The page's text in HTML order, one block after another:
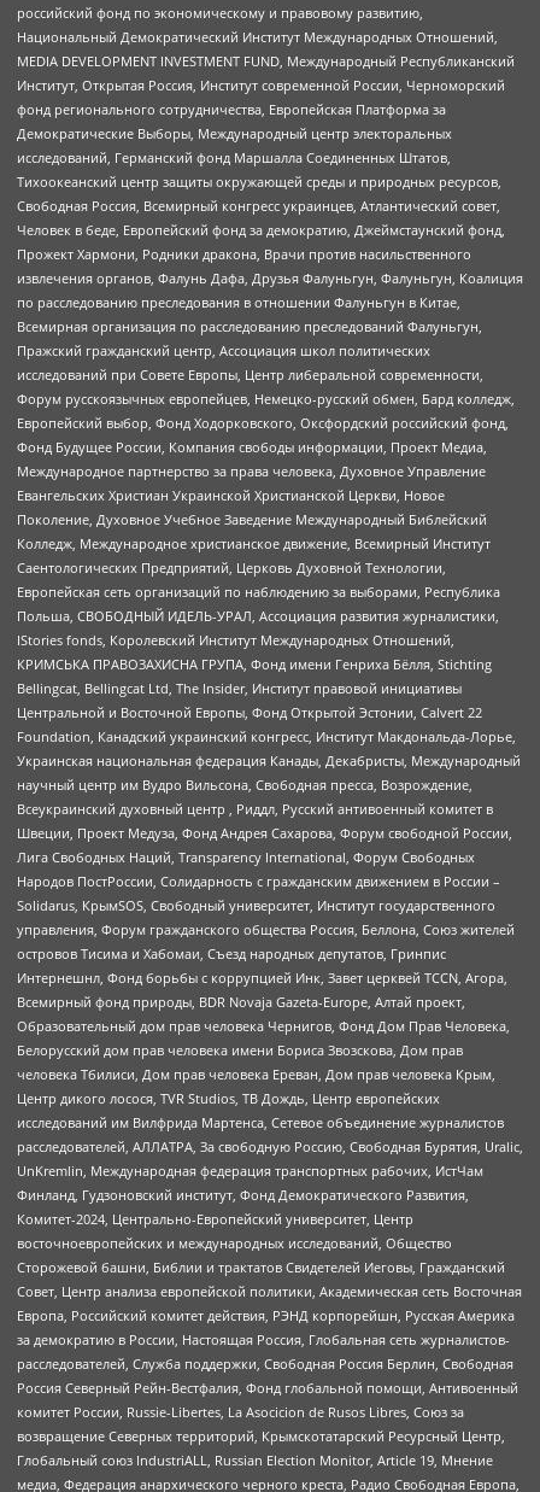
российский фонд по экономическому и правовому развитию,
Национальный Демократический Институт Международных Отношений,
MEDIA DEVELOPMENT INVESTMENT FUND, Международный Республиканский
Институт, Открытая Россия, Институт современной России, Черноморский
фонд регионального сотрудничества, Европейская Платформа за
Демократические Выборы, Международный центр электоральных
исследований, Германский фонд Маршалла Соединенных Штатов,
Тихоокеанский центр защиты окружающей среды и природных ресурсов,
Свободная Россия, Всемирный конгресс украинцев, Атлантический совет,
Человек в беде, Европейский фонд за демократию, Джеймстаунский фонд,
Прожект Хармони, Родники дракона, Врачи против насильственного
извлечения органов, Фалунь Дафа, Друзья Фалуньгун, Фалуньгун, Коалиция
по расследованию преследования в отношении Фалуньгун в Китае,
Всемирная организация по расследованию преследований Фалуньгун,
Пражский гражданский центр, Ассоциация школ политических
исследований при Совете Европы, Центр либеральной современности,
Форум русскоязычных европейцев, Немецко-русский обмен, Бард колледж,
Европейский выбор, Фонд Ходорковского, Оксфордский российский фонд,
Фонд Будущее России, Компания свободы информации, Проект Медиа,
Международное партнерство за права человека, Духовное Управление
Евангельских Христиан Украинской Христианской Церкви, Новое
Поколение, Духовное Учебное Заведение Международный Библейский
Колледж, Международное христианское движение, Всемирный Институт
Саентологических Предприятий, Церковь Духовной Технологии,
Европейская сеть организаций по наблюдению за выборами, Республика
Польша, СВОБОДНЫЙ ИДЕЛЬ-УРАЛ, Ассоциация развития журналистики,
IStories fonds, Королевский Институт Международных Отношений,
КРИМСЬКА ПРАВОЗАХИСНА ГРУПА, Фонд имени Генриха Бёлля, Stichting
Bellingcat, Bellingcat Ltd, The Insider, Институт правовой инициативы
Центральной и Восточной Европы, Фонд Открытой Эстонии, Calvert 22
Foundation, Канадский украинский конгресс, Институт Макдональда-Лорье,
Украинская национальная федерация Канады, Декабристы, Международный
научный центр им Вудро Вильсона, Свободная пресса, Возрождение,
Всеукраинский духовный центр , Риддл, Русский антивоенный комитет в
Швеции, Проект Медуза, Фонд Андрея Сахарова, Форум свободной России,
Лига Свободных Наций, Transparеncy International, Форум Свободных
Народов ПостРоссии, Солидарность с гражданским движением в России –
Solidarus, КрымSOS, Свободный университет, Институт государственного
управления, Форум гражданского общества Россия, Беллона, Союз жителей
островов Тисима и Хабомаи, Съезд народных депутатов, Гринпис
Интернешнл, Фонд борьбы с коррупцией Инк, Завет церквей TCCN, Агора,
Всемирный фонд природы, BDR Novaja Gazeta-Europe, Алтай проект,
Образовательный дом прав человека Чернигов, Фонд Дом Прав Человека,
Белорусский дом прав человека имени Бориса Звозскова, Дом прав
человека Тбилиси, Дом прав человека Ереван, Дом прав человека Крым,
Центр дикого лосося, TVR Studios, ТВ Дождь, Центр европейских
исследований им Вилфрида Мартенса, Сетевое объединение журналистов
расследователей, АЛЛАТРА, За свободную Россию, Свободная Бурятия, Uralic,
UnKremlin, Международная федерация транспортных рабочих, ИстЧам
Финланд, Гудзоновский институт, Фонд Демократического Развития,
Комитет-2024, Центрально-Европейский университет, Центр
восточноевропейских и международных исследований, Общество
Сторожевой башни, Библии и трактатов Свидетелей Иеговы, Гражданский
Совет, Центр анализа европейской политики, Академическая сеть Восточная
Европа, Российский комитет действия, РЭНД корпорейшн, Русская Америка
за демократию в России, Настоящая Россия, Глобальная сеть журналистов-
расследователей, Служба поддержки, Свободная Россия Берлин, Свободная
Россия Северный Рейн-Вестфалия, Фонд глобальной помощи, Антивоенный
комитет России, Russie-Libertes, La Asocicion de Rusos Libres, Союз за
возвращение Северных территорий, Крымскотатарский Ресурсный Центр,
Глобальный союз IndustriALL, Russian Election Monitor, Article 19, Мнение
медиа, Федерация анархического черного креста, Радио Свободная Европа,